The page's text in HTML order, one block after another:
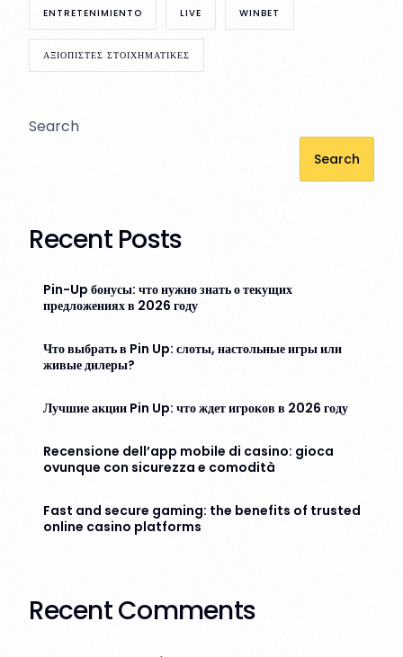
ENTRETENIMIENTO LIVE WINBET
ΑΞΙΟΠΙΣΤΕΣ ΣΤΟΙΧΗΜΑΤΙΚΕΣ
Search
Search
Recent Posts
Pin-Up бонусы: что нужно знать о текущих
предложениях в 2026 году
Что выбрать в Pin Up: слоты, настольные игры или
живые дилеры?
Лучшие акции Pin Up: что ждет игроков в 2026 году
Recensione dell’app mobile di casino: gioca
ovunque con sicurezza e comodità
Fast and secure gaming: the benefits of trusted
online casino platforms
Recent Comments